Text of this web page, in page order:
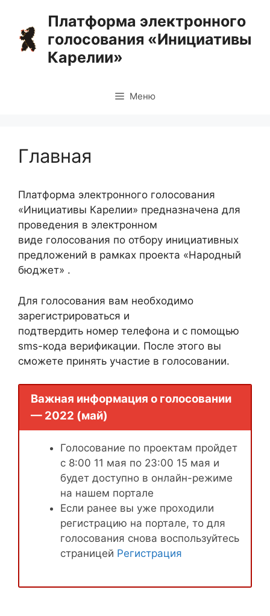
содержимому
Платформа электронного
голосования «Инициативы
Карелии»
Меню
Главная
Платформа электронного голосования
«Инициативы Карелии» предназначена для
проведения в электронном
виде голосования по отбору инициативных
предложений в рамках проекта «Народный
бюджет» .
Для голосования вам необходимо
зарегистрироваться и
подтвердить номер телефона и с помощью
sms-кода верификации. После этого вы
сможете принять участие в голосовании.
Важная информация о голосовании
— 2022 (май)
Голосование по проектам пройдет
с 8:00 11 мая по 23:00 15 мая и
будет доступно в онлайн-режиме
на нашем портале
Если ранее вы уже проходили
регистрацию на портале, то для
голосования снова воспользуйтесь
страницей Регистрация